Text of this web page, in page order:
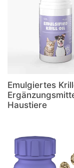
Emulgiertes
Haustiere